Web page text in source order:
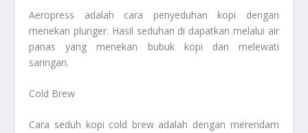
Aeropress adalah cara penyeduhan kopi dengan
menekan plunger. Hasil seduhan di dapatkan melalui air
panas yang menekan bubuk kopi dan melewati
saringan.
Cold Brew
Cara seduh kopi cold brew adalah dengan merendam